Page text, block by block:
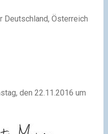
Österreich
den 22.11.2016 um